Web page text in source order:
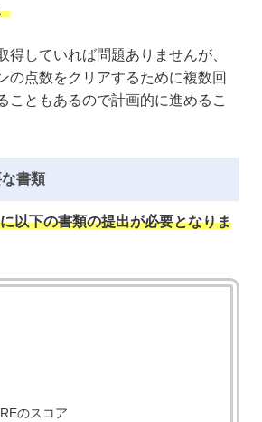
得していれば問題ありませんが、
の点数をクリアするために複数回
こともあるので計画的に進めるこ
書類
以下の書類の提出が必要となりま
のスコア